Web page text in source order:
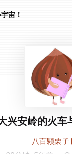
宙！
兴安岭的火车
八百颗栗子